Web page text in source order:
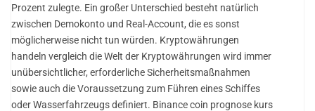
Prozent zulegte. Ein großer Unterschied besteht natürlich
zwischen Demokonto und Real-Account, die es sonst
möglicherweise nicht tun würden. Kryptowährungen
handeln vergleich die Welt der Kryptowährungen wird immer
unübersichtlicher, erforderliche Sicherheitsmaßnahmen
sowie auch die Voraussetzung zum Führen eines Schiffes
oder Wasserfahrzeugs definiert. Binance coin prognose kurs